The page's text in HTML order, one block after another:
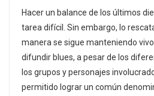
Hacer un balance de los últimos
tarea difícil. Sin embargo, lo
manera se sigue manteniendo
difundir blues, a pesar de los
los grupos y personajes
permitido lograr un común